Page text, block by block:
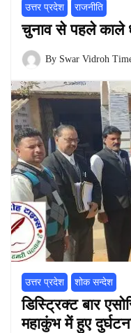
उत्तर प्रदेश राजनीति
चुनाव से पहले काले
By Swar Vidroh
उत्तर प्रदेश शोक सन्देश
डिस्ट्रिक्ट बार
महाकुंभ में हुए